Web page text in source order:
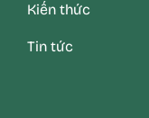
Kiến thức
Tin tức